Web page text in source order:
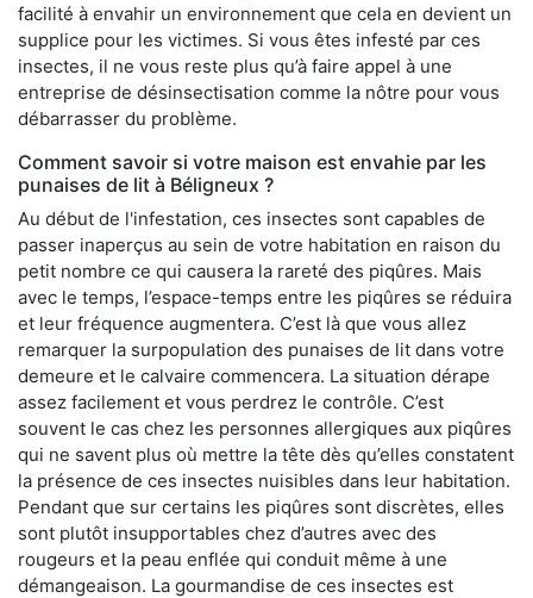
facilité à envahir un environnement que cela en devient un
supplice pour les victimes. Si vous êtes infesté par ces
insectes, il ne vous reste plus qu’à faire appel à une
entreprise de désinsectisation comme la nôtre pour vous
débarrasser du problème.
Comment savoir si votre maison est envahie par les
punaises de lit à Béligneux ?
Au début de l'infestation, ces insectes sont capables de
passer inaperçus au sein de votre habitation en raison du
petit nombre ce qui causera la rareté des piqûres. Mais
avec le temps, l’espace-temps entre les piqûres se réduira
et leur fréquence augmentera. C’est là que vous allez
remarquer la surpopulation des punaises de lit dans votre
demeure et le calvaire commencera. La situation dérape
assez facilement et vous perdrez le contrôle. C’est
souvent le cas chez les personnes allergiques aux piqûres
qui ne savent plus où mettre la tête dès qu’elles constatent
la présence de ces insectes nuisibles dans leur habitation.
Pendant que sur certains les piqûres sont discrètes, elles
sont plutôt insupportables chez d’autres avec des
rougeurs et la peau enflée qui conduit même à une
démangeaison. La gourmandise de ces insectes est